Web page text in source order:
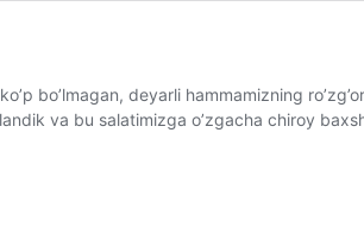
bo’lmagan, deyarli hammamizning
va bu salatimizga o’zgacha chiroy